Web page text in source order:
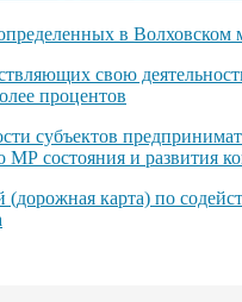
в Волховском
свою
процентов
субъектов
состояния и развития
карта) по